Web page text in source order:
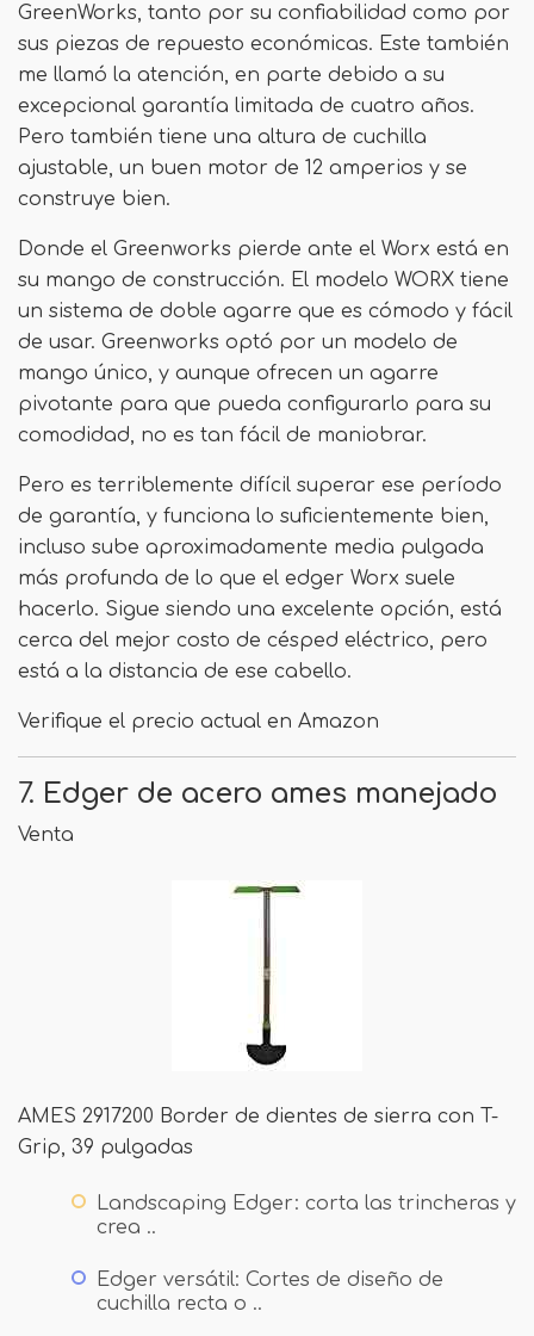
GreenWorks, tanto por su confiabilidad como por
sus piezas de repuesto económicas. Este también
me llamó la atención, en parte debido a su
excepcional garantía limitada de cuatro años.
Pero también tiene una altura de cuchilla
ajustable, un buen motor de 12 amperios y se
construye bien.
Donde el Greenworks pierde ante el Worx está en
su mango de construcción. El modelo WORX tiene
un sistema de doble agarre que es cómodo y fácil
de usar. Greenworks optó por un modelo de
mango único, y aunque ofrecen un agarre
pivotante para que pueda configurarlo para su
comodidad, no es tan fácil de maniobrar.
Pero es terriblemente difícil superar ese período
de garantía, y funciona lo suficientemente bien,
incluso sube aproximadamente media pulgada
más profunda de lo que el edger Worx suele
hacerlo. Sigue siendo una excelente opción, está
cerca del mejor costo de césped eléctrico, pero
está a la distancia de ese cabello.
Verifique el precio actual en Amazon
7. Edger de acero ames manejado
Venta
AMES 2917200 Border de dientes de sierra con T-
Grip, 39 pulgadas
Landscaping Edger: corta las trincheras y
crea ..
Edger versátil: Cortes de diseño de
cuchilla recta o ..